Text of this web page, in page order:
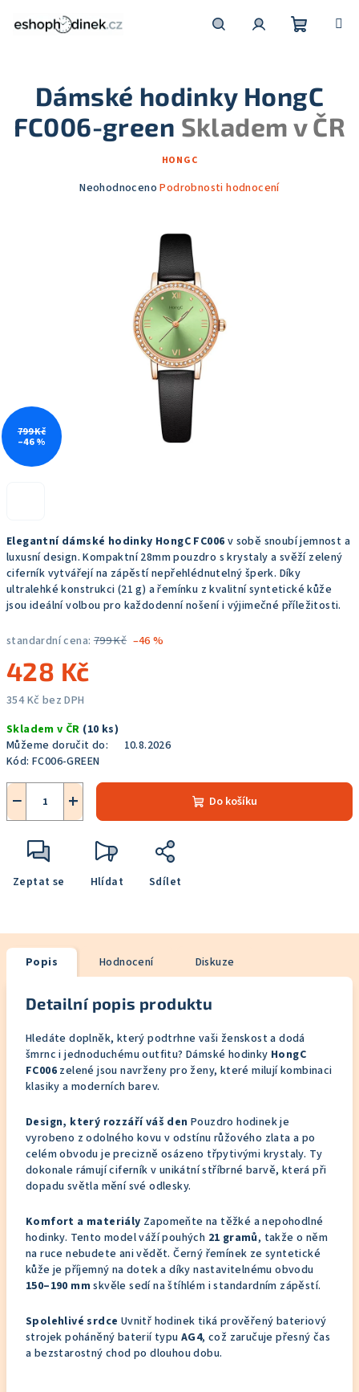
košík
Elegantní dámské hodinky HongC FC006 v sobě snoubí jemnost a
luxusní design. Kompaktní 28mm pouzdro s krystaly a svěží zelený
ciferník vytvářejí na zápěstí nepřehlédnutelný šperk. Díky
ultralehké konstrukci (21 g) a řemínku z kvalitní syntetické kůže
jsou ideální volbou pro každodenní nošení i výjimečné příležitosti.
standardní cena: 799 Kč –46 %
428 Kč
354 Kč bez DPH
cena:
Skladem v ČR (10 ks)
Můžeme doručit do:
10.8.2026
Kód: FC006-GREEN
+
− Do košíku
Zeptat se Hlídat Sdílet
Dámské hodinky HongC
FC006-green Skladem v ČR
HONGC
Průměrné
Neohodnoceno Podrobnosti hodnocení
799 Kč
–46 %
Popis Hodnocení Diskuze
Detailní popis produktu
Hledáte doplněk, který podtrhne vaši ženskost a dodá
šmrnc i jednoduchému outfitu? Dámské hodinky HongC
FC006 zelené jsou navrženy pro ženy, které milují kombinaci
klasiky a moderních barev.
Design, který rozzáří váš den Pouzdro hodinek je
vyrobeno z odolného kovu v odstínu růžového zlata a po
celém obvodu je precizně osázeno třpytivými krystaly. Ty
dokonale rámují ciferník v unikátní stříbrné barvě, která při
dopadu světla mění své odlesky.
Komfort a materiály Zapomeňte na těžké a nepohodlné
hodinky. Tento model váží pouhých 21 gramů, takže o něm
na ruce nebudete ani vědět. Černý řemínek ze syntetické
kůže je příjemný na dotek a díky nastavitelnému obvodu
150–190 mm skvěle sedí na štíhlém i standardním zápěstí.
Spolehlivé srdce Uvnitř hodinek tiká prověřený bateriový
strojek poháněný baterií typu AG4, což zaručuje přesný čas
a bezstarostný chod po dlouhou dobu.